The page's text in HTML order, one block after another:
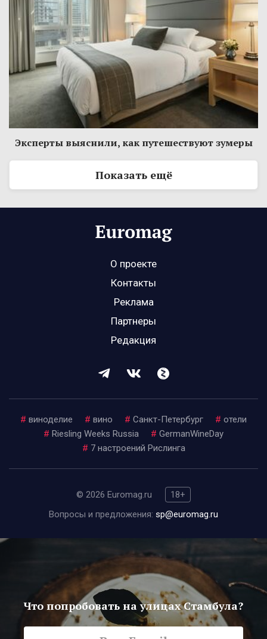
Эксперты выяснили, как путешествуют зумеры
Показать ещё
О проекте
Контакты
Реклама
Партнеры
Редакция
# виноделие # вино # Санкт-Петербург # отели
# Riesling Weeks Russia # GermanWineDay
# 7 настроений Рислинга
© 2026 Euromag.ru
18+
Вопросы и предложения: sp@euromag.ru
Что попробовать на улицах Стамбула?